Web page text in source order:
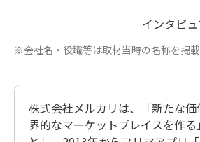
インタビュ
※会社名・役職等は取材当時の名称を掲載
株式会社メルカリは、「新たな
界的なマーケットプレイスを作